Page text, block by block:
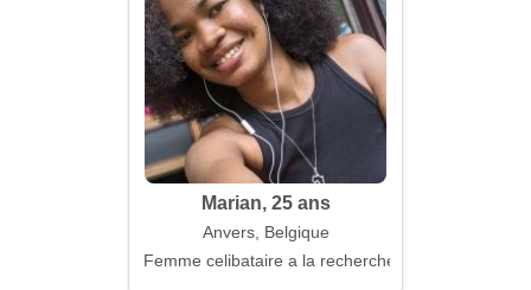
Marian, 25 ans
Anvers, Belgique
Femme celibataire a la recherche d'un mari